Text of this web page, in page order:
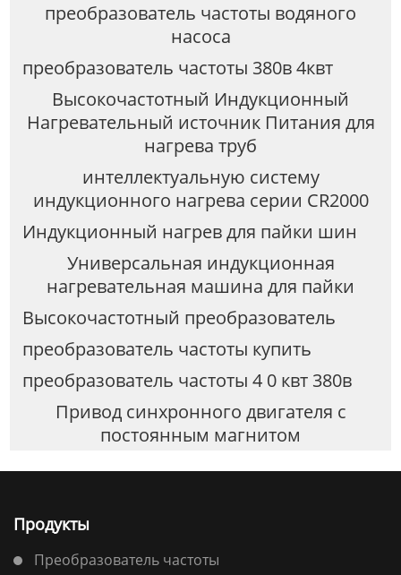
преобразователь частоты водяного
насоса
преобразователь частоты 380в 4квт
Высокочастотный Индукционный
Нагревательный источник Питания для
нагрева труб
интеллектуальную систему
индукционного нагрева серии CR2000
Индукционный нагрев для пайки шин
Универсальная индукционная
нагревательная машина для пайки
Высокочастотный преобразователь
преобразователь частоты купить
преобразователь частоты 4 0 квт 380в
Привод синхронного двигателя с
постоянным магнитом
Продукты
Преобразователь частоты